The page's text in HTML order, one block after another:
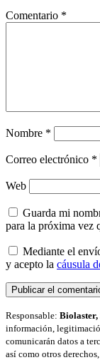
Comentario *
Nombre *
Correo electrónico *
Web
Guarda mi
para la próxima vez
Mediante el
y acepto la cáusula
Responsable: Biolaster,
información,
comunicarán datos a
así como otros